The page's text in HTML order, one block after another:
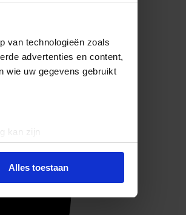
van technologieën zoals
advertenties en content,
wie uw gegevens gebruikt
kan zijn
detailgedeelte
te bieden en om ons
Alles toestaan